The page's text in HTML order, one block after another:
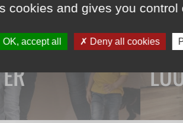
cookies and gives you
OK, accept all Deny all cookies